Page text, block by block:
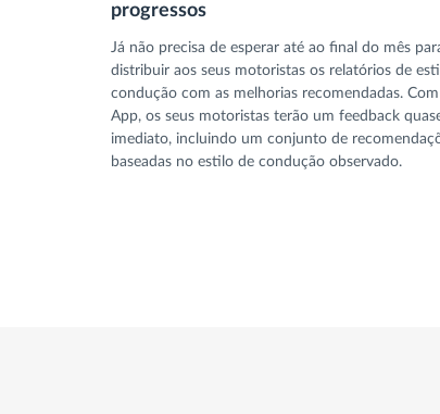
progressos
Já não precisa de esperar até ao final do mês
distribuir aos seus motoristas os relatórios de
condução com as melhorias recomendadas.
App, os seus motoristas terão um feedback
imediato, incluindo um conjunto de
baseadas no estilo de condução observado.